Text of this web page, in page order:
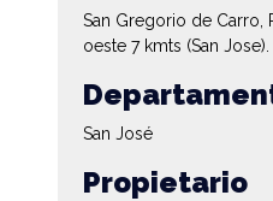
San Gregorio de Carro,
oeste 7 kmts (San Jose).
San José
Propietario